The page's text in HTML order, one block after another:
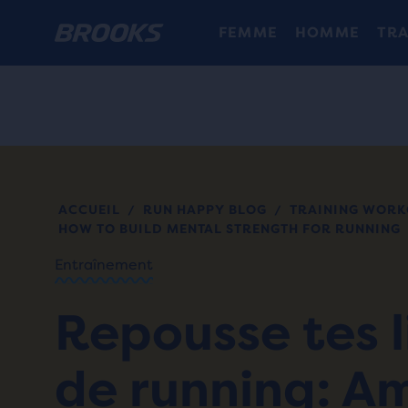
FEMME HOMME
ACCUEIL / RUN HAPPY BLOG / TRAINING
HOW TO BUILD MENTAL STRENGTH FOR RUNNING
Entraînement
Repousse tes
de running: